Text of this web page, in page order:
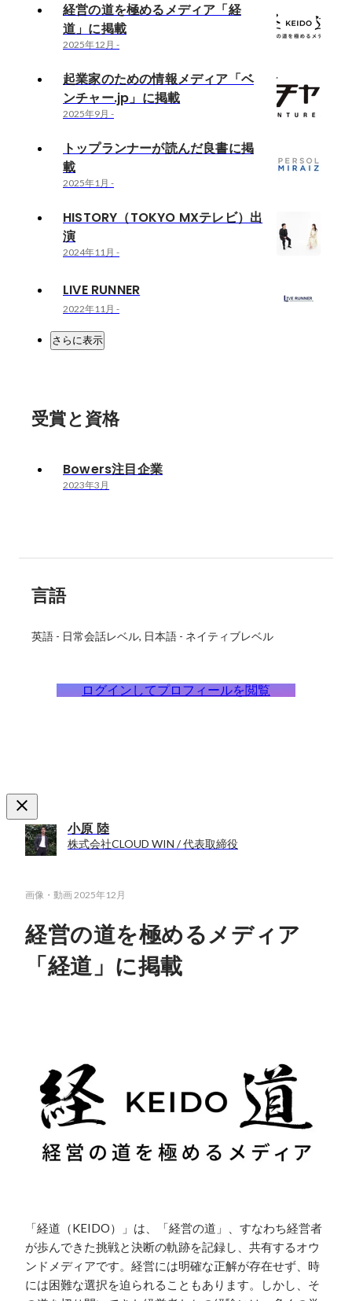
経営の道を極めるメディア「経
道」に掲載
2025年12月 -
起業家のための情報メディア「ベ
ンチャー.jp」に掲載
2025年9月 -
トップランナーが読んだ良書に掲
載
2025年1月 -
HISTORY（TOKYO MXテレビ）出
演
2024年11月 -
LIVE RUNNER
2022年11月 -
さらに表示
受賞と資格
Bowers注目企業
2023年3月
言語
英語 - 日常会話レベル 日本語 - ネイティブレベル
ログインしてプロフィールを閲覧
小原 陸
株式会社CLOUD WIN / 代表取締役
画像・動画2025年12月
経営の道を極めるメディア
「経道」に掲載
「経道（KEIDO）」は、「経営の道」、すなわち経営者
が歩んできた挑戦と決断の軌跡を記録し、共有するオウ
ンドメディアです。経営には明確な正解が存在せず、時
には困難な選択を迫られることもあります。しかし、そ